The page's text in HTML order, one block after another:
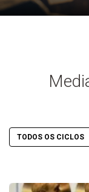
Filtrar por
Escolher Ciclo